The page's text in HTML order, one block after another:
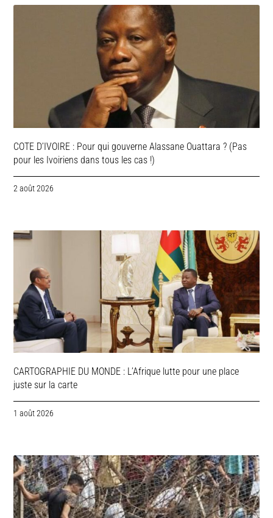
COTE D’IVOIRE : Pour qui gouverne Alassane Ouattara ? (Pas
pour les Ivoiriens dans tous les cas !)
2 août 2026
CARTOGRAPHIE DU MONDE : L’Afrique lutte pour une place
juste sur la carte
1 août 2026